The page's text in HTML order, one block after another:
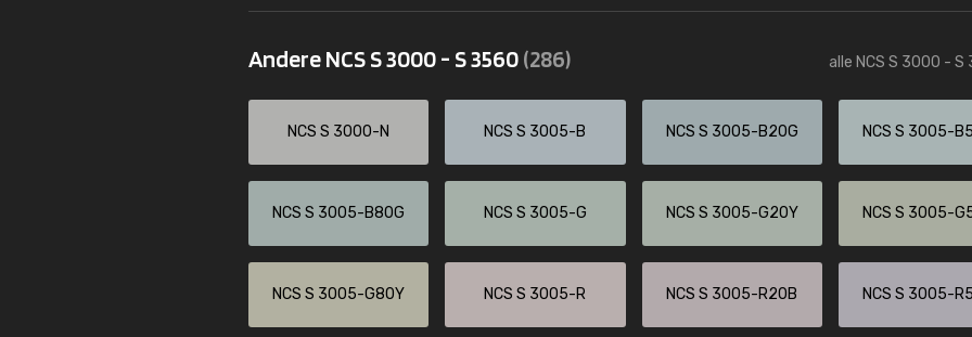
Andere NCS S 3000 - S 3560(286) alle NCS S 3000 - S
NCS S 3000-N NCS S 3005-B NCS S 3005-B20G NCS S 3005-
NCS S 3005-B80G NCS S 3005-G NCS S 3005-G20Y NCS S 3005-
NCS S 3005-G80Y NCS S 3005-R NCS S 3005-R20B NCS S 3005-